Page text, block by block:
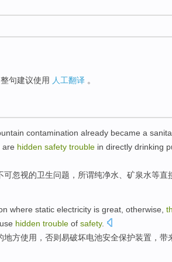
句建议使用 人工翻译 。
contamination already became a
are hidden safety trouble in directly drinking
可忽视的卫生问题 ，所谓纯净水 、矿泉水等直
where static electricity is great, otherwise
hidden trouble of safety.
地方使用 ， 否则易破坏电池安全保护装置 ， 带